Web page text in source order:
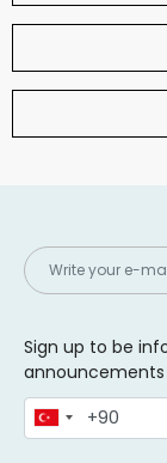
Sign up to be